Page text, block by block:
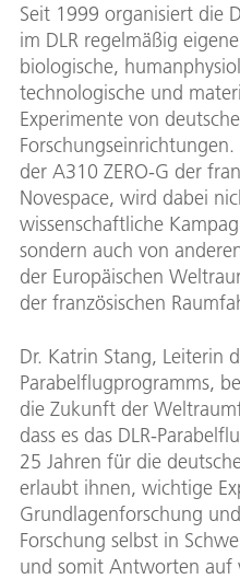
Seit 1999 organisiert die
im DLR regelmäßig
biologische,
technologische und
Experimente von
der A310 ZERO-G der
Novespace, wird dabei
wissenschaftliche
sondern auch von
der Europäischen
der französischen
Dr. Katrin Stang, Leiterin
Parabelflugprogramms,
die Zukunft der
dass es das DLR-
25 Jahren für die
erlaubt ihnen, wichtige
Grundlagenforschung
Forschung selbst in
und somit Antworten auf